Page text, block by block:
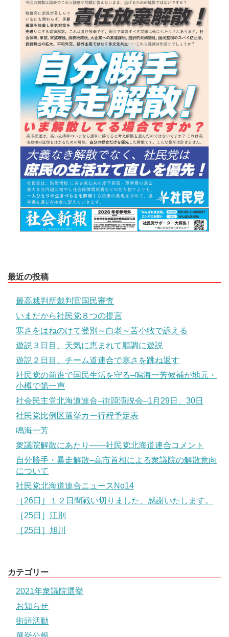
最近の投稿
最高裁判所裁判官国民審査
いまだから社民党８つの提言
寒さをはねのけて登別～白老～苫小牧で訴える
遊説３日目、天気に恵まれて順調に遊説
遊説２日目、チーム道連合で寒さを跳ね返す
社民党の前進で国民生活を守る–鳴海一芳候補が地元・
小樽で第一声
社会民主党北海道連合–街頭演説会–1月29日、30日
社民党比例区選挙カー行程予定表
鳴海一芳
衆議院解散にあたり――社民党北海道連合コメント
自分勝手・暴走解散–高市首相による衆議院の解散意向
について
社民党北海道連合ニュースNo14
［26日］１２日間戦い切りました、感謝いたします。
［25日］江別
［25日］旭川
カテゴリー
2021年衆議院選挙
お知らせ
街頭活動